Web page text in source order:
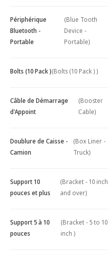
Périphérique
Bluetooth -
Portable
(Blue Tooth
Device -
Portable)
Bolts (10 Pack )(Bolts (10 Pack ) )
Câble de Démarrage
d'Appoint
(Booster
Cable)
Doublure de Caisse -
Camion
(Box Liner -
Truck)
Support 10
pouces et plus
(Bracket - 10 inch
and over)
Support 5 à 10
pouces
(Bracket - 5 to 10
inch )